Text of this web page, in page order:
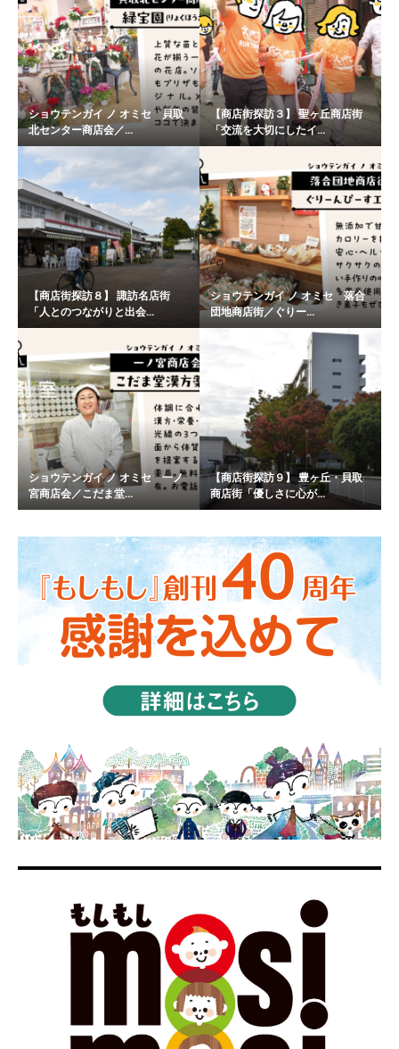
ショウテンガイ ノ オミセ 貝取
北センター商店会／...
【商店街探訪３】 聖ヶ丘商店街
「交流を大切にしたイ...
【商店街探訪８】 諏訪名店街
「人とのつながりと出会...
ショウテンガイ ノ オミセ 落合
団地商店街／ぐりー...
ショウテンガイ ノ オミセ 一ノ
宮商店会／こだま堂...
【商店街探訪９】 豊ヶ丘・貝取
商店街「優しさに心が...